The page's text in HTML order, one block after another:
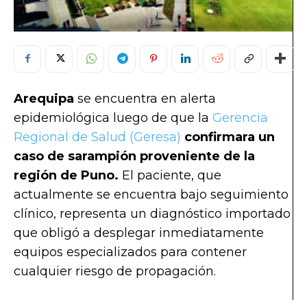
Arequipa se encuentra en alerta
epidemiológica luego de que la Gerencia
Regional de Salud (Geresa) confirmara un
caso de sarampión proveniente de la
región de Puno. El paciente, que
actualmente se encuentra bajo seguimiento
clínico, representa un diagnóstico importado
que obligó a desplegar inmediatamente
equipos especializados para contener
cualquier riesgo de propagación.